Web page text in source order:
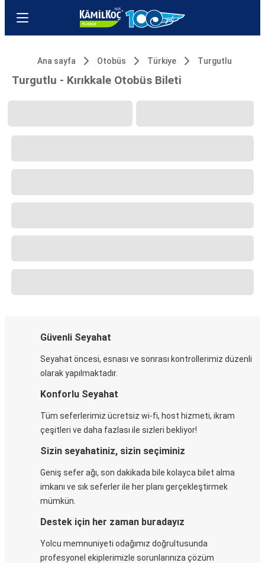
Ana sayfa Otobüs Türkiye Turgutlu
Turgutlu - Kırıkkale Otobüs Bileti
Güvenli Seyahat
Seyahat öncesi, esnası ve sonrası kontrollerimiz düzenli
olarak yapılmaktadır.
Konforlu Seyahat
Tüm seferlerimiz ücretsiz wi-fi, host hizmeti, ikram
çeşitleri ve daha fazlası ile sizleri bekliyor!
Sizin seyahatiniz, sizin seçiminiz
Geniş sefer ağı, son dakikada bile kolayca bilet alma
imkanı ve sık seferler ile her planı gerçekleştirmek
mümkün.
Destek için her zaman buradayız
Yolcu memnuniyeti odağımız doğrultusunda
profesyonel ekiplerimizle sorunlarınıza çözüm